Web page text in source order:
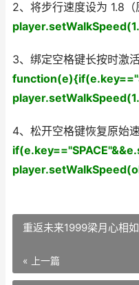
2、将步行速度设为 1.8（
3、绑定空格键长按时激活
4、松开空格键恢复原始速
重返未来1999梁月心相
« 上一篇